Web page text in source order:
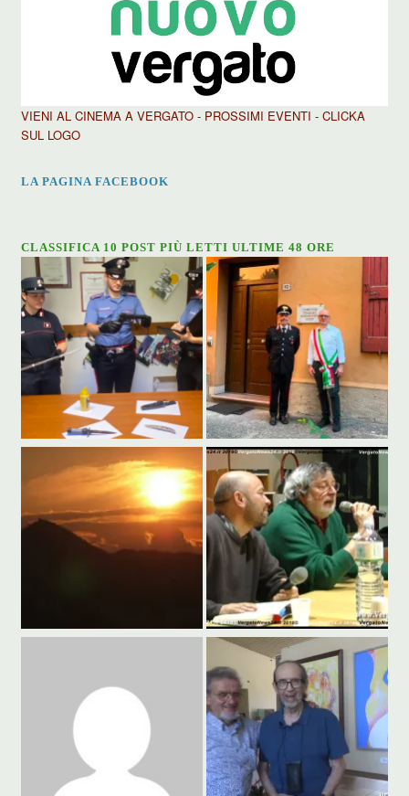
VIENI AL CINEMA A VERGATO - PROSSIMI EVENTI - CLICKA
SUL LOGO
LA PAGINA FACEBOOK
CLASSIFICA 10 POST PIÙ LETTI ULTIME 48 ORE